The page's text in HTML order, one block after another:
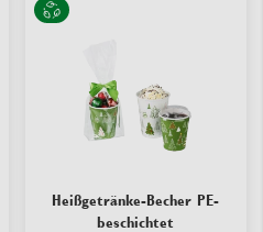
Heißgetränke-Becher PE-
beschichtet